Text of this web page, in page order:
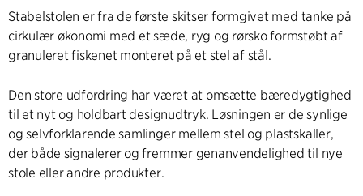
Stabelstolen er fra de første skitser formgivet med tanke på
cirkulær økonomi med et sæde, ryg og rørsko formstøbt af
granuleret fiskenet monteret på et stel af stål.
Den store udfordring har været at omsætte bæredygtighed
til et nyt og holdbart designudtryk. Løsningen er de synlige
og selvforklarende samlinger mellem stel og plastskaller,
der både signalerer og fremmer genanvendelighed til nye
stole eller andre produkter.